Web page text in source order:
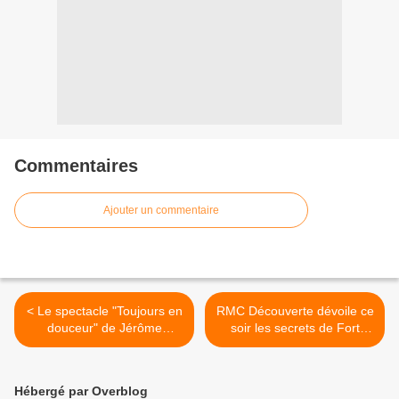
Commentaires
Ajouter un commentaire
< Le spectacle "Toujours en
douceur" de Jérôme
Commandeur diffusé en
RMC Découverte dévoile ce
soir les secrets de Fort
Boyard dans un
Hébergé par Overblog